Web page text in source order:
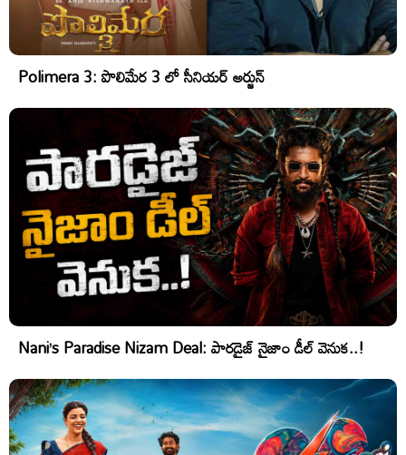
Polimera 3: పొలిమేర 3 లో సీనియర్ అర్జున్
Nani’s Paradise Nizam Deal: పారడైజ్ నైజాం డీల్ వెనుక..!